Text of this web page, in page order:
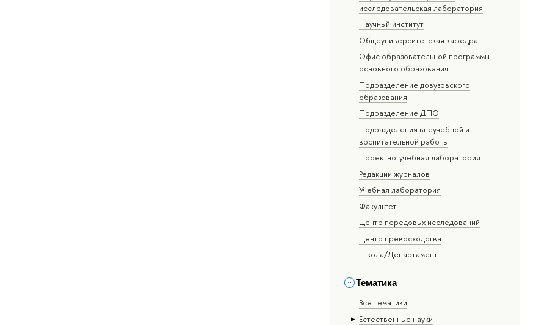
исследовательская лаборатория
Научный институт
Общеуниверситетская кафедра
Офис образовательной программы
основного образования
Подразделение довузовского
образования
Подразделение ДПО
Подразделения внеучебной и
воспитательной работы
Проектно-учебная лаборатория
Редакции журналов
Учебная лаборатория
Факультет
Центр передовых исследований
Центр превосходства
Школа/Департамент
Тематика
Все тематики
Естественные науки